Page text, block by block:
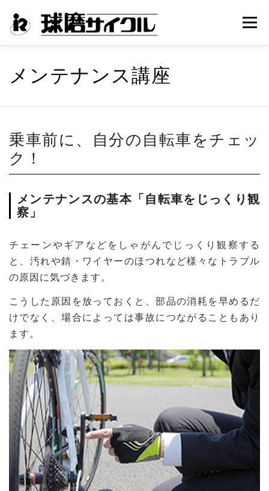
メニ
店舗紹介 取り扱い車種 中古車情報
人吉球磨サイクリング倶楽部
メンテナンス講座
乗車前に、自分の自転車をチェッ
ク！
メンテナンスの基本「自転車をじっくり観
察」
チェーンやギアなどをしゃがんでじっくり観察する
と、汚れや錆・ワイヤーのほつれなど様々なトラブル
の原因に気づきます。
こうした原因を放っておくと、部品の消耗を早めるだ
けでなく、場合によっては事故につながることもあり
ます。